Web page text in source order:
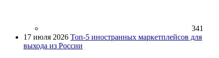
341
17 июля 2026 Топ-5 иностранных маркетплейсов для
выхода из России